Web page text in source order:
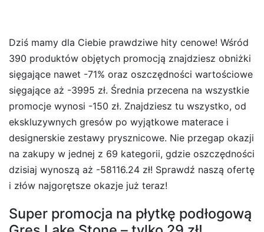
Dziś mamy dla Ciebie prawdziwe hity cenowe! Wśród
390 produktów objętych promocją znajdziesz obniżki
sięgające nawet -71% oraz oszczędności wartościowe
sięgające aż -3995 zł. Średnia przecena na wszystkie
promocje wynosi -150 zł. Znajdziesz tu wszystko, od
ekskluzywnych gresów po wyjątkowe materace i
designerskie zestawy prysznicowe. Nie przegap okazji
na zakupy w jednej z 69 kategorii, gdzie oszczędności
dzisiaj wynoszą aż -58116.24 zł! Sprawdź naszą ofertę
i złów najgorętsze okazje już teraz!
Super promocja na płytkę podłogową